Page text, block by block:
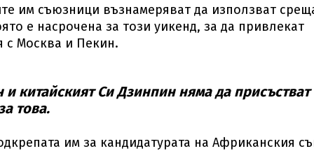
им съюзници възнамеряват да използват
е насрочена за този уикенд, за да привлекат
с Москва и Пекин.
китайският Си Дзинпин няма да присъстват
това.
им за кандидатурата на Африканския